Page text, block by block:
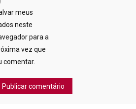
meus
neste
para a
vez que
comentar.